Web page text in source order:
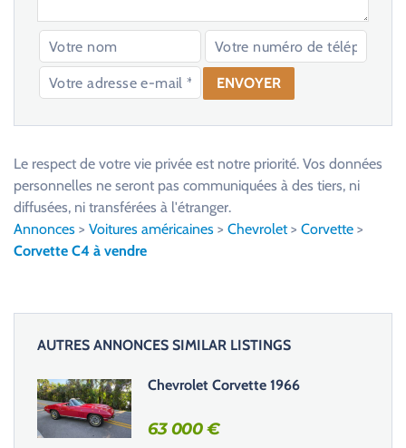
s
e
r
c
Le respect de votre vie privée est notre priorité. Vos données
personnelles ne seront pas communiquées à des tiers, ni
diffusées, ni transférées à l'étranger.
Annonces > Voitures américaines > Chevrolet> Corvette >
Corvette C4 à vendre
AUTRES ANNONCES SIMILAR LISTINGS
Chevrolet Corvette 1966
63 000€